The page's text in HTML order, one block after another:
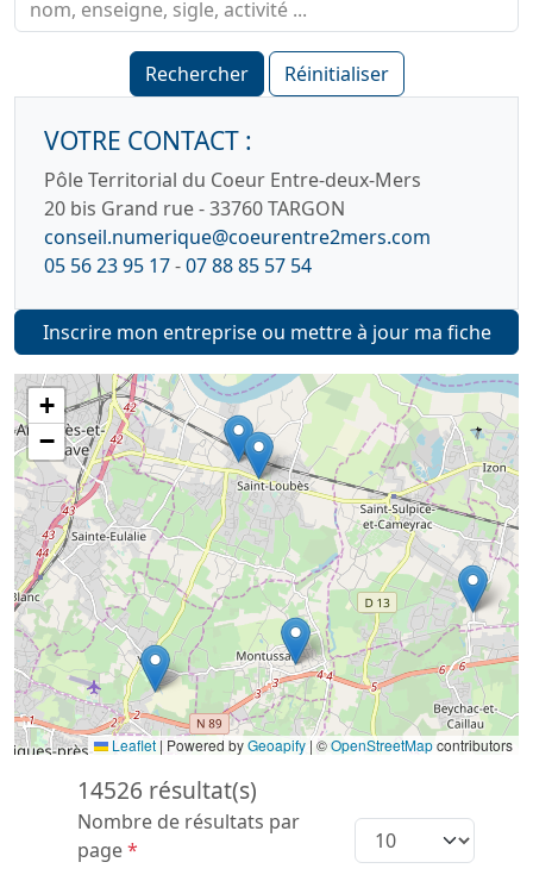
Rechercher Réinitialiser
VOTRE CONTACT :
Pôle Territorial du Coeur Entre-deux-Mers
20 bis Grand rue - 33760 TARGON
conseil.numerique@coeurentre2mers.com
05 56 23 95 17-07 88 85 57 54
Inscrire mon entreprise ou mettre à jour ma fiche
+
−
Leaflet | Powered byGeoapify | ©OpenStreetMapcontributors
14526 résultat(s)
Nombre de résultats par
page*